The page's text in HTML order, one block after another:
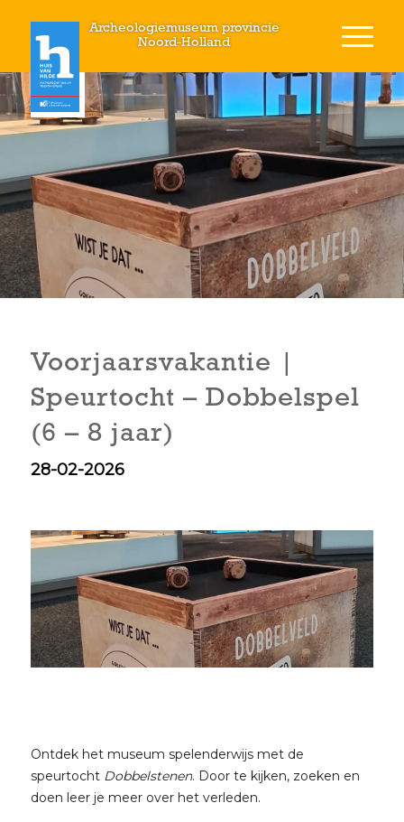
Archeologiemuseum provincie
Noord-Holland
Voorjaarsvakantie |
Speurtocht – Dobbelspel
(6 – 8 jaar)
28-02-2026
Ontdek het museum spelenderwijs met de
speurtocht Dobbelstenen. Door te kijken, zoeken en
doen leer je meer over het verleden.